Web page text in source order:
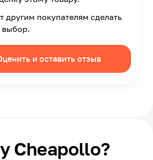
другим покупателям сделать
выбор.
и оставить отзыв
Cheapollo?